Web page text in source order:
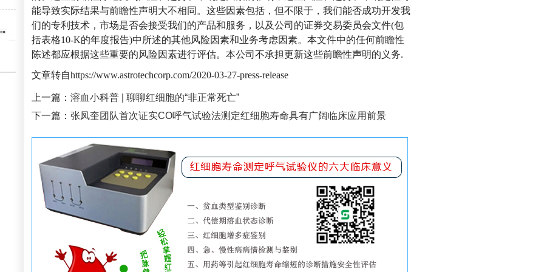
能导致实际结果与前瞻性声明大不相同。这些因素包括，但不限于，我们能否成功开发我
们的专利技术，市场是否会接受我们的产品和服务，以及公司的证券交易委员会文件(包
括表格10-K的年度报告)中所述的其他风险因素和业务考虑因素。本文件中的任何前瞻性
陈述都应根据这些重要的风险因素进行评估。本公司不承担更新这些前瞻性声明的义务.
文章转自https://www.astrotechcorp.com/2020-03-27-press-release
上一篇： 溶血小科普 | 聊聊红细胞的“非正常死亡”
下一篇： 张凤奎团队首次证实CO呼气试验法测定红细胞寿命具有广阔临床应用前景